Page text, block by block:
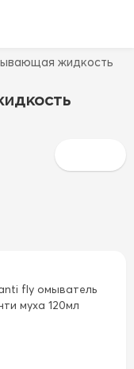
жидкость
fly омыватель
муха 120мл